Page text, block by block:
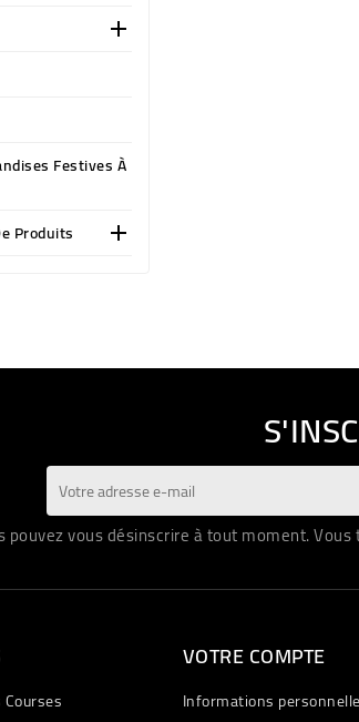

Festives À
Produits

pouvez vous désinscrire à tout moment.
VOTRE COMPTE
Informations